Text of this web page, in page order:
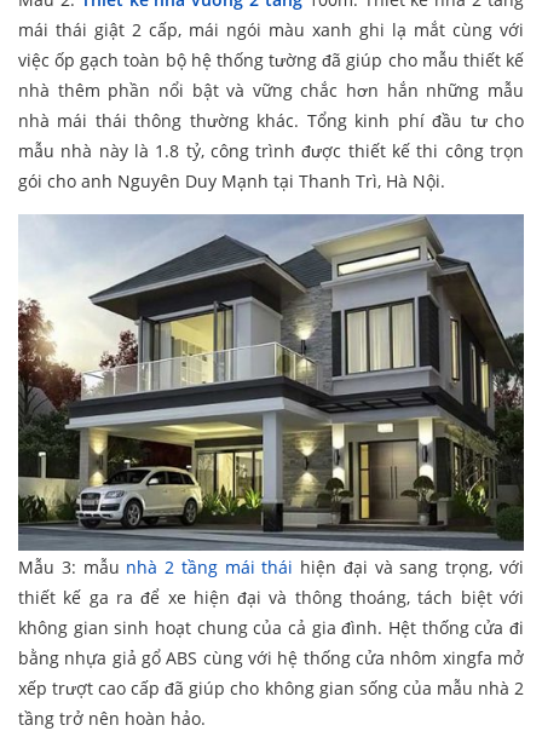
mái thái giật 2 cấp, mái ngói màu xanh ghi lạ mắt cùng với
việc ốp gạch toàn bộ hệ thống tường đã giúp cho mẫu thiết kế
nhà thêm phần nổi bật và vững chắc hơn hắn những mẫu
nhà mái thái thông thường khác. Tổng kinh phí đầu tư cho
mẫu nhà này là 1.8 tỷ, công trình được thiết kế thi công trọn
gói cho anh Nguyên Duy Mạnh tại Thanh Trì, Hà Nội.
Mẫu 3: mẫu nhà 2 tầng mái thái hiện đại và sang trọng, với
thiết kế ga ra để xe hiện đại và thông thoáng, tách biệt với
không gian sinh hoạt chung của cả gia đình. Hệt thống cửa đi
bằng nhựa giả gổ ABS cùng với hệ thống cửa nhôm xingfa mở
xếp trượt cao cấp đã giúp cho không gian sống của mẫu nhà 2
tầng trở nên hoàn hảo.